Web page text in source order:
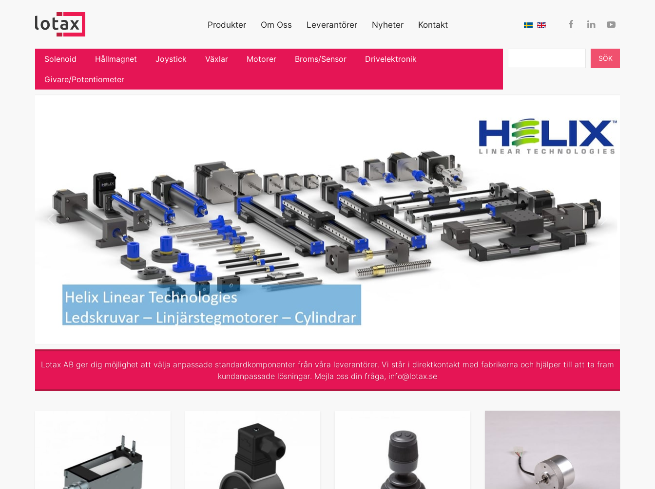
Produkter Om Oss Leverantörer Nyheter Kontakt
Solenoid Hållmagnet Joystick Växlar Motorer Broms/Sensor Drivelektronik
Givare/Potentiometer
SÖK
Lotax AB ger dig möjlighet att välja anpassade standardkomponenter från våra leverantörer. Vi står i direktkontakt med fabrikerna och hjälper till att ta fram
kundanpassade lösningar. Mejla oss din fråga, info@lotax.se